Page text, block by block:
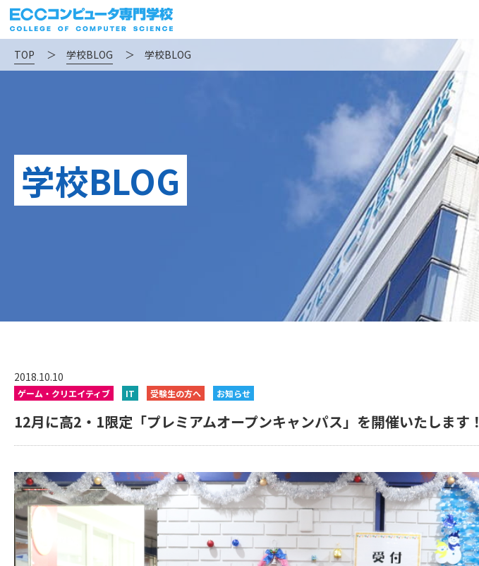
TOP ＞ 学校BLOG ＞ 学校BLOG
学校BLOG
2018.10.10
ゲーム・クリエイティブ IT 受験生の方へ お知らせ
12月に高2・1限定「プレミアムオープンキャンパス」を開催いたします！